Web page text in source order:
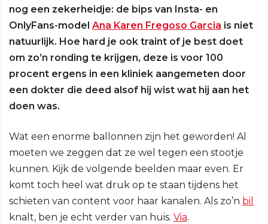
nog een zekerheidje: de bips van Insta- en
OnlyFans-model Ana Karen Fregoso Garcia is niet
natuurlijk. Hoe hard je ook traint of je best doet
om zo’n ronding te krijgen, deze is voor 100
procent ergens in een kliniek aangemeten door
een dokter die deed alsof hij wist wat hij aan het
doen was.
Wat een enorme ballonnen zijn het geworden! Al
moeten we zeggen dat ze wel tegen een stootje
kunnen. Kijk de volgende beelden maar even. Er
komt toch heel wat druk op te staan tijdens het
schieten van content voor haar kanalen. Als zo’n bil
knalt, ben je echt verder van huis. Via.